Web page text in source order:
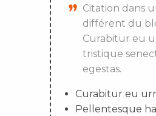
Citation dans
différent du
Curabitur eu
tristique
egestas.
Curabitur eu
Pellentesque